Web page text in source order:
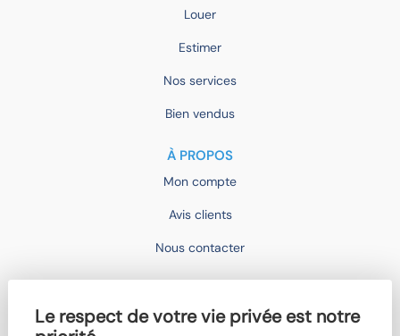
Le respect de votre vie privée est notre
Louer
Estimer
Nos services
Bien vendus
À PROPOS
Mon compte
Avis clients
Nous contacter
Devenir mandataire